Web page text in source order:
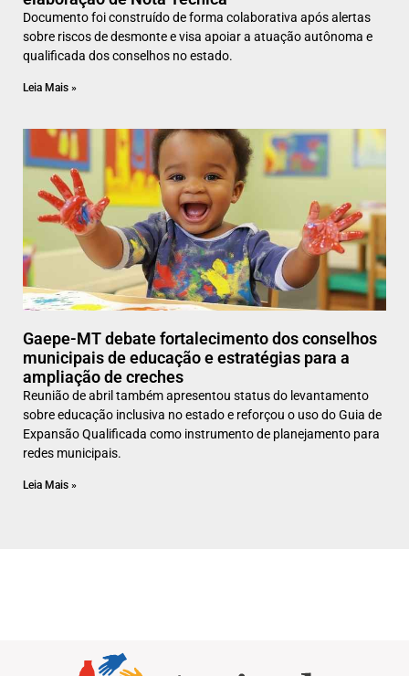
Documento foi construído de forma colaborativa após alertas
sobre riscos de desmonte e visa apoiar a atuação autônoma e
qualificada dos conselhos no estado.
Leia Mais »
Gaepe-MT debate fortalecimento dos conselhos
municipais de educação e estratégias para a
ampliação de creches
Reunião de abril também apresentou status do levantamento
sobre educação inclusiva no estado e reforçou o uso do Guia de
Expansão Qualificada como instrumento de planejamento para
redes municipais.
Leia Mais »